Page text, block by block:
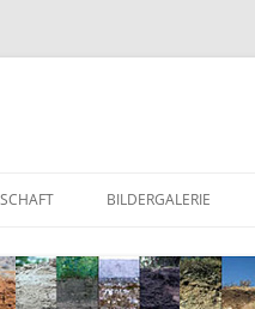
– SEINE BÖDEN
BILDERGALERIE